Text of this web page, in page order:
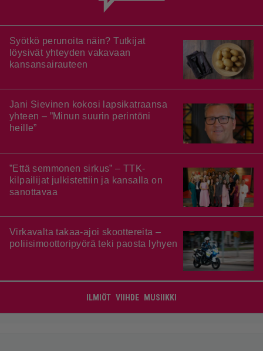
Syötkö perunoita näin? Tutkijat
löysivät yhteyden vakavaan
kansansairauteen
Jani Sievinen kokosi lapsikatraansa
yhteen – ”Minun suurin perintöni
heille”
”Että semmonen sirkus” – TTK-
kilpailijat julkistettiin ja kansalla on
sanottavaa
Virkavalta takaa-ajoi skoottereita –
poliisimoottoripyörä teki paosta lyhyen
ILMIÖT VIIHDE MUSIIKKI